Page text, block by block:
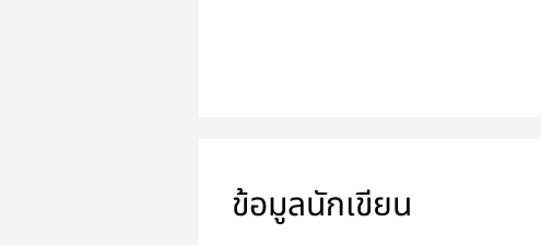
ข้อมูลนักเขียน